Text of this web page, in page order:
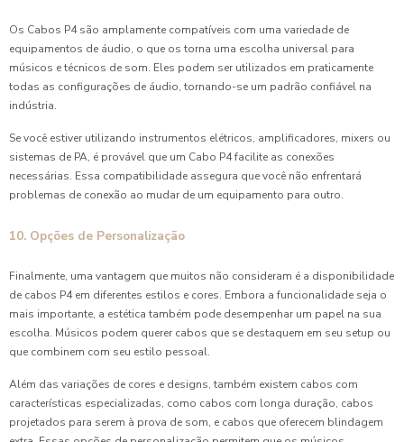
Os Cabos P4 são amplamente compatíveis com uma variedade de
equipamentos de áudio, o que os torna uma escolha universal para
músicos e técnicos de som. Eles podem ser utilizados em praticamente
todas as configurações de áudio, tornando-se um padrão confiável na
indústria.
Se você estiver utilizando instrumentos elétricos, amplificadores, mixers ou
sistemas de PA, é provável que um Cabo P4 facilite as conexões
necessárias. Essa compatibilidade assegura que você não enfrentará
problemas de conexão ao mudar de um equipamento para outro.
10. Opções de Personalização
Finalmente, uma vantagem que muitos não consideram é a disponibilidade
de cabos P4 em diferentes estilos e cores. Embora a funcionalidade seja o
mais importante, a estética também pode desempenhar um papel na sua
escolha. Músicos podem querer cabos que se destaquem em seu setup ou
que combinem com seu estilo pessoal.
Além das variações de cores e designs, também existem cabos com
características especializadas, como cabos com longa duração, cabos
projetados para serem à prova de som, e cabos que oferecem blindagem